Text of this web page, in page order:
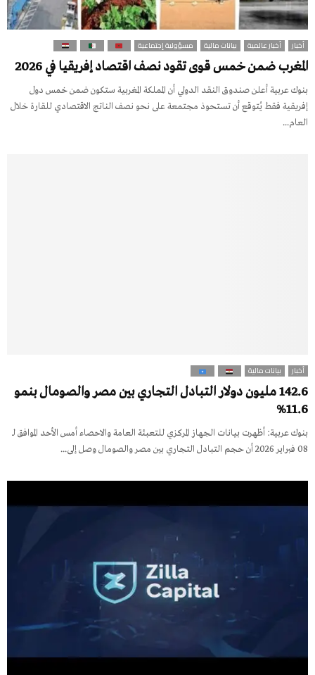
أخبار أخبار عالمية بيانات مالية مسؤولية إجتماعية
المغرب ضمن خمس قوى تقود نصف اقتصاد إفريقيا في 2026
بنوك عربية أعلن صندوق النقد الدولي أن المملكة المغربية ستكون ضمن خمس دول
إفريقية فقط يُتوقع أن تستحوذ مجتمعة على نحو نصف الناتج الاقتصادي للقارة خلال
العام...
أخبار بيانات مالية
142.6 مليون دولار التبادل التجاري بين مصر والصومال بنمو
11.6%
بنوك عربية: أظهرت بيانات الجهاز المركزي للتعبئة العامة والاحصاء أمس الأحد الموافق لـ
08 فبراير 2026 أن حجم التبادل التجاري بين مصر والصومال وصل إلى...